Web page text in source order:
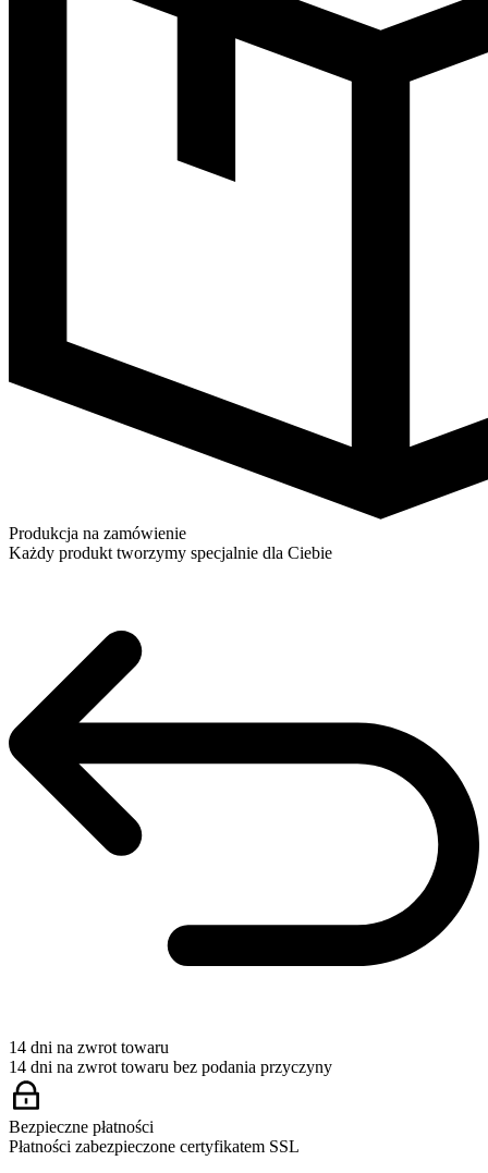
Produkcja na zamówienie
Każdy produkt tworzymy specjalnie dla Ciebie
14 dni na zwrot towaru
14 dni na zwrot towaru bez podania przyczyny
Bezpieczne płatności
Płatności zabezpieczone certyfikatem SSL